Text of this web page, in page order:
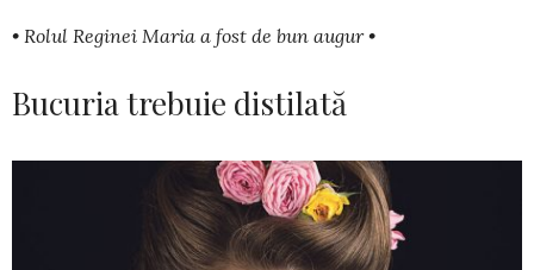
• Rolul Reginei Maria a fost de bun augur •
Bucuria trebuie distilată